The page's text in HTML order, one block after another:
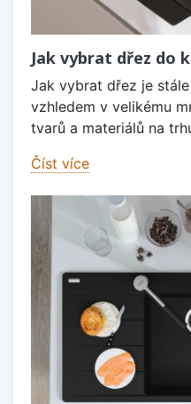
Jak vybrat dřez do
Jak vybrat dřez je
vzhledem v velikému
tvarů a materiálů na
Číst více